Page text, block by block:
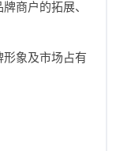
商户的拓展、
象及市场占有